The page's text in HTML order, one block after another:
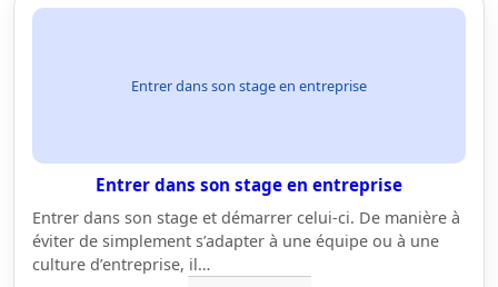
Entrer dans son stage en entreprise
Entrer dans son stage en entreprise
Entrer dans son stage et démarrer celui-ci. De manière à
éviter de simplement s’adapter à une équipe ou à une
culture d’entreprise, il…